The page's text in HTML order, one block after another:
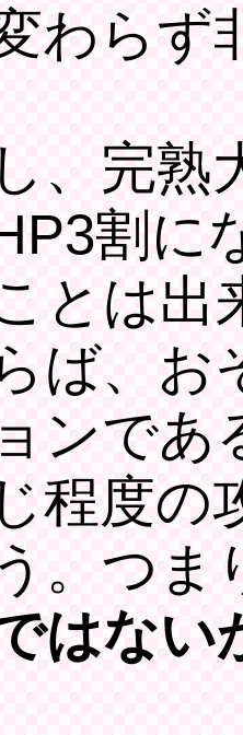
わらず
、完熟
割に
とは
ば、お
ンであ
程度の
。つま
はない